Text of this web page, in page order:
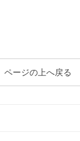
ページの上へ戻る